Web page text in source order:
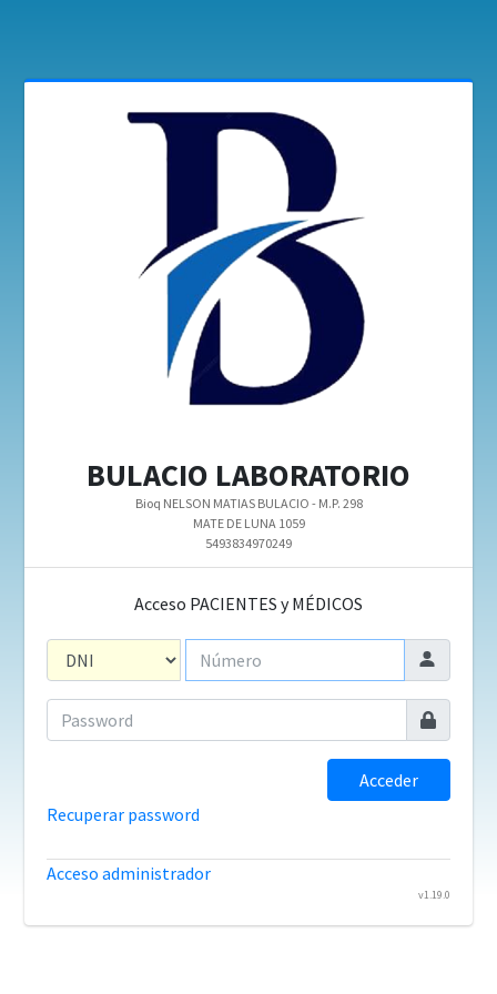
BULACIO LABORATORIO
Bioq NELSON MATIAS BULACIO - M.P. 298
MATE DE LUNA 1059
5493834970249
Acceso PACIENTES y MÉDICOS
Acceder
Recuperar password
Acceso administrador
v1.19.0